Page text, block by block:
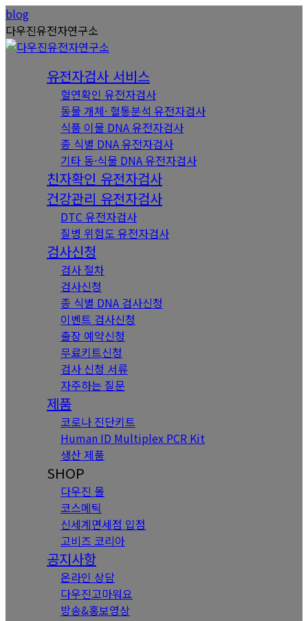
Skip
to
content
Instagram
page
opens
YouTube
page
opens
blog
다우진유전자연구소
유전자검사 서비스
혈연확인 유전자검사
동물 개체· 혈통분석 유전자검사
식품 이물 DNA 유전자검사
종 식별 DNA 유전자검사
기타 동·식물 DNA 유전자검사
친자확인 유전자검사
건강관리 유전자검사
DTC 유전자검사
질병 위험도 유전자검사
검사신청
검사 절차
검사신청
종 식별 DNA 검사신청
이벤트 검사신청
출장 예약신청
무료키트신청
검사 신청 서류
자주하는 질문
제품
코로나 진단키트
Human ID Multiplex PCR Kit
생산 제품
SHOP
다우진 몰
코스메틱
신세계면세점 입점
고비즈 코리아
공지사항
온라인 상담
다우진고마워요
방송&홍보영상